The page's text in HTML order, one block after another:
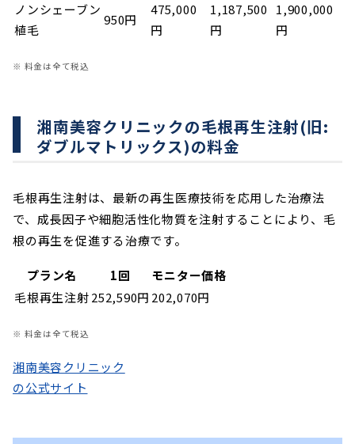
ノンシェーブン
植毛
950円
475,000
円
1,187,500
円
1,900,000
円
※ 料金は全て税込
湘南美容クリニックの毛根再生注射(旧:
ダブルマトリックス)の料金
毛根再生注射は、最新の再生医療技術を応用した治療法
で、成長因子や細胞活性化物質を注射することにより、毛
根の再生を促進する治療です。
プラン名 1回
モニター価格
毛根再生注射252,590円 202,070円
※ 料金は全て税込
湘南美容クリニック
の公式サイト